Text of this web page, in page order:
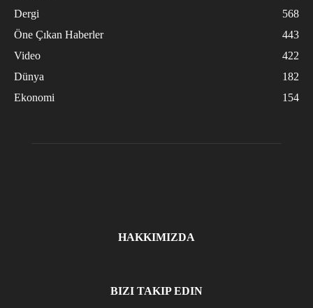
Dergi
568
Öne Çıkan Haberler
443
Video
422
Dünya
182
Ekonomi
154
HAKKIMIZDA
BIZI TAKIP EDIN